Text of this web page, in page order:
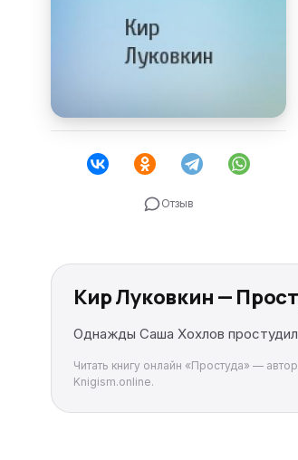
Отзыв
Кир Луковкин —
Однажды Саша Хохлов
Читать книгу онлайн «Простуда» —
Knigism.online.